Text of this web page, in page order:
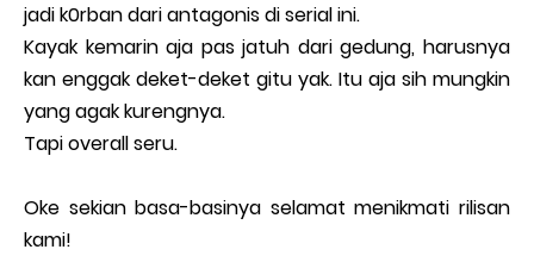
jadi k0rban dari antagonis di serial ini.
Kayak kemarin aja pas jatuh dari gedung, harusnya
kan enggak deket-deket gitu yak. Itu aja sih mungkin
yang agak kurengnya.
Tapi overall seru.
Oke sekian basa-basinya selamat menikmati rilisan
kami!